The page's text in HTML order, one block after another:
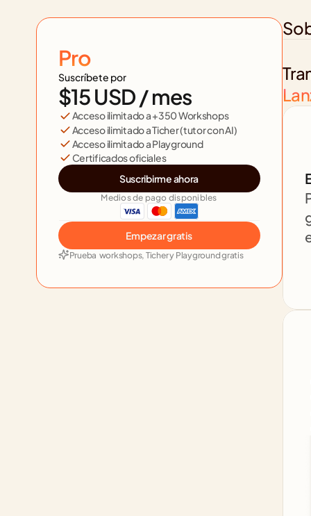
Pro
Suscríbete por
$15 USD / mes
Acceso ilimitado a +350 Workshops
Acceso ilimitado a Ticher (tutor con AI)
Acceso ilimitado a Playground
Certificados oficiales
Suscribirme ahora
Medios de pago disponibles
Empezar gratis
Prueba  workshops, Ticher y Playground gratis